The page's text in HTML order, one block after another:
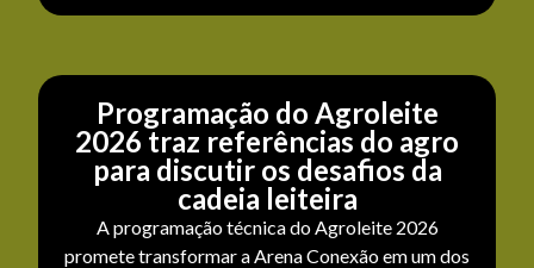
Programação do Agroleite
2026 traz referências do agro
para discutir os desafios da
cadeia leiteira
A programação técnica do Agroleite 2026
promete transformar a Arena Conexão em um dos